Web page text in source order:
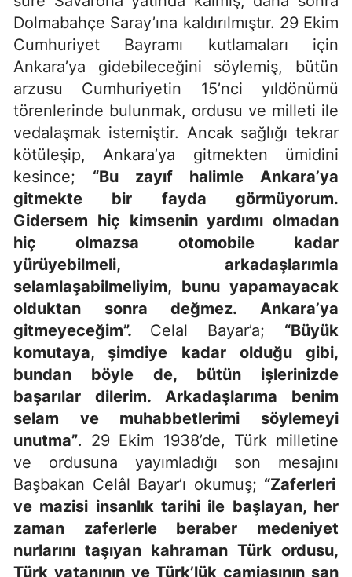
Dolmabahçe Saray’ına kaldırılmıştır. 29 Ekim
Cumhuriyet Bayramı kutlamaları için
Ankara’ya gidebileceğini söylemiş, bütün
arzusu Cumhuriyetin 15’nci yıldönümü
törenlerinde bulunmak, ordusu ve milleti ile
vedalaşmak istemiştir. Ancak sağlığı tekrar
kötüleşip, Ankara’ya gitmekten ümidini
kesince; “Bu zayıf halimle Ankara’ya
gitmekte bir fayda görmüyorum.
Gidersem hiç kimsenin yardımı olmadan
hiç olmazsa otomobile kadar
yürüyebilmeli, arkadaşlarımla
selamlaşabilmeliyim, bunu yapamayacak
olduktan sonra değmez. Ankara’ya
gitmeyeceğim”. Celal Bayar’a; “Büyük
komutaya, şimdiye kadar olduğu gibi,
bundan böyle de, bütün işlerinizde
başarılar dilerim. Arkadaşlarıma benim
selam ve muhabbetlerimi söylemeyi
unutma”. 29 Ekim 1938’de, Türk milletine
ve ordusuna yayımladığı son mesajını
Başbakan Celâl Bayar’ı okumuş; “Zaferleri
ve mazisi insanlık tarihi ile başlayan, her
zaman zaferlerle beraber medeniyet
nurlarını taşıyan kahraman Türk ordusu,
Türk vatanının ve Türk’lük camiasının şan